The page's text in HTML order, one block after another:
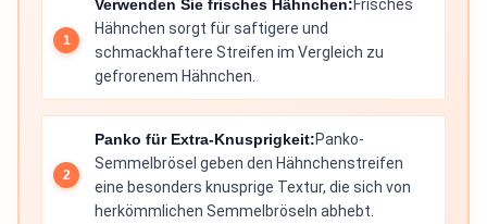
Verwenden Sie frisches Hähnchen:Frisches
Hähnchen sorgt für saftigere und
schmackhaftere Streifen im Vergleich zu
gefrorenem Hähnchen.
Panko für Extra-Knusprigkeit:Panko-
Semmelbrösel geben den Hähnchenstreifen
eine besonders knusprige Textur, die sich von
herkömmlichen Semmelbröseln abhebt.